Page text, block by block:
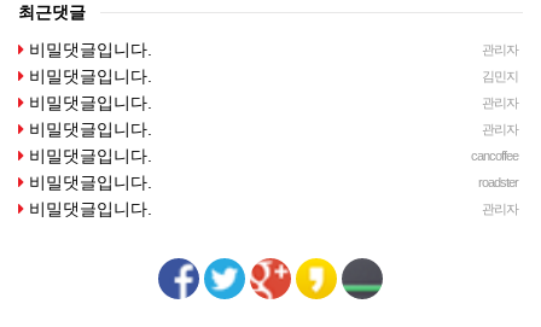
최근댓글
관리자
비밀댓글입니다.
김민지
비밀댓글입니다.
관리자
비밀댓글입니다.
관리자
비밀댓글입니다.
cancoffee
비밀댓글입니다.
roadster
비밀댓글입니다.
관리자
비밀댓글입니다.